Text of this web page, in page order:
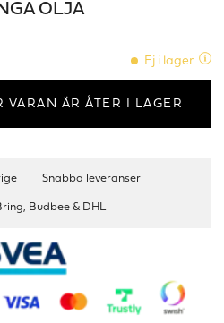
OLJA
Ej i lager
VARAN ÄR ÅTER I LAGER
Snabba leveranser
Budbee & DHL